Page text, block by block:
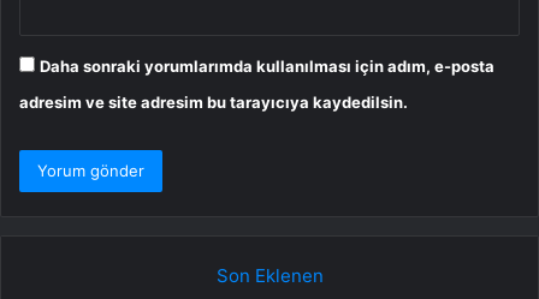
Daha sonraki yorumlarımda kullanılması için adım, e-posta
adresim ve site adresim bu tarayıcıya kaydedilsin.
Son Eklenen